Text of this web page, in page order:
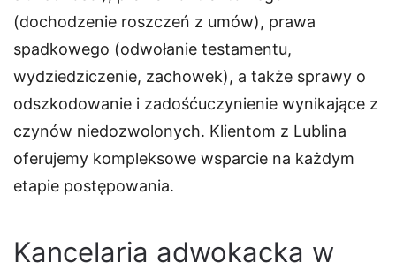
(dochodzenie roszczeń z umów), prawa
spadkowego (odwołanie testamentu,
wydziedziczenie, zachowek), a także sprawy o
odszkodowanie i zadośćuczynienie wynikające z
czynów niedozwolonych. Klientom z Lublina
oferujemy kompleksowe wsparcie na każdym
etapie postępowania.
Kancelaria adwokacka w